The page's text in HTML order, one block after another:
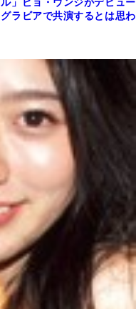
」ピョ・ウンジがデビュー
ラビアで共演するとは思わ